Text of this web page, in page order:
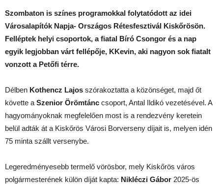
Szombaton is színes programokkal folytatódott az idei
Városalapítók Napja- Országos Rétesfesztivál Kiskőrösön.
Felléptek helyi csoportok, a fiatal Bíró Csongor és a nap
egyik legjobban várt fellépője, KKevin, aki nagyon sok fiatalt
vonzott a Petőfi térre.
Délben Kothencz Lajos szórakoztatta a közönséget, majd őt
követte a Szenior Örömtánc csoport, Antal Ildikó vezetésével. A
hagyományoknak megfelelően most is a rendezvény keretein
belül adták át a Kiskőrös Városi Borverseny díjait is, melyen idén
75 minta szállt versenybe.
Legeredményesebb termelő vörösbor, mely Kiskőrös város
polgármesterének külön díját kapta: Nikléczi Gábor 2025-ös